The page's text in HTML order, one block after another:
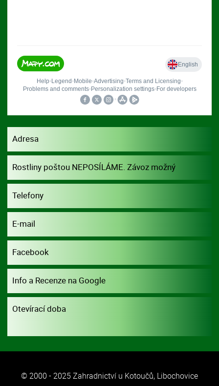
Adresa
Rostliny poštou NEPOSÍLÁME. Závoz možný
dohodou.
Telefony
E-mail
Facebook
Info a Recenze na Google
Otevírací doba
© 2000 - 2025 Zahradnictví u Kotoučů, Libochovice